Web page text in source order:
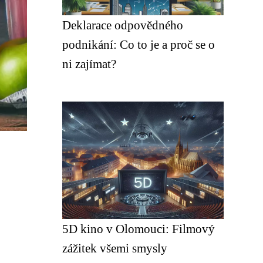
Deklarace odpovědného
podnikání: Co to je a proč se o
ni zajímat?
5D kino v Olomouci: Filmový
zážitek všemi smysly